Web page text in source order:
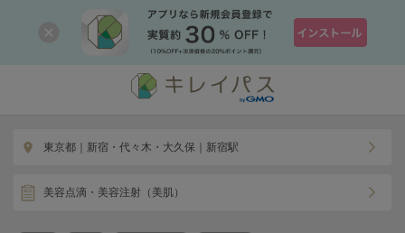
東京都｜新宿・代々木・大久保｜新宿駅
美容点滴・美容注射（美肌）